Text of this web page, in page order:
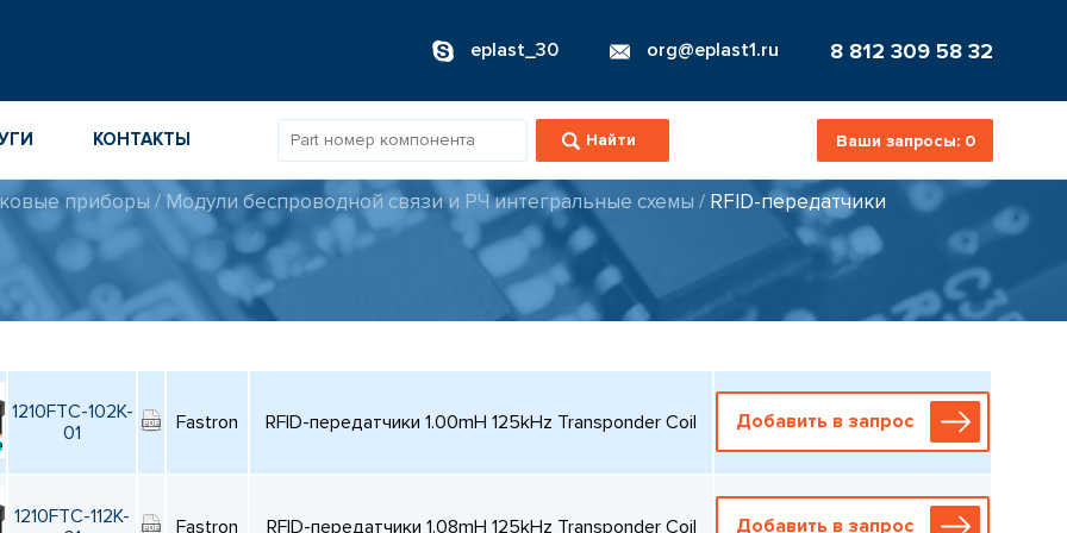
eplast_30 org@eplast1.ru 8 812 309 58 32
КОНТАКТЫ Ваши запросы: 0
приборы / Модули беспроводной связи и РЧ интегральные схемы / RFID-передатчики
1210FTC-102K-
01
Fastron RFID-передатчики 1.00mH 125kHz Transponder Coil Добавить в запрос
1210FTC-112K-
Fastron RFID-передатчики 1.08mH 125kHz Transponder Coil Добавить в запрос